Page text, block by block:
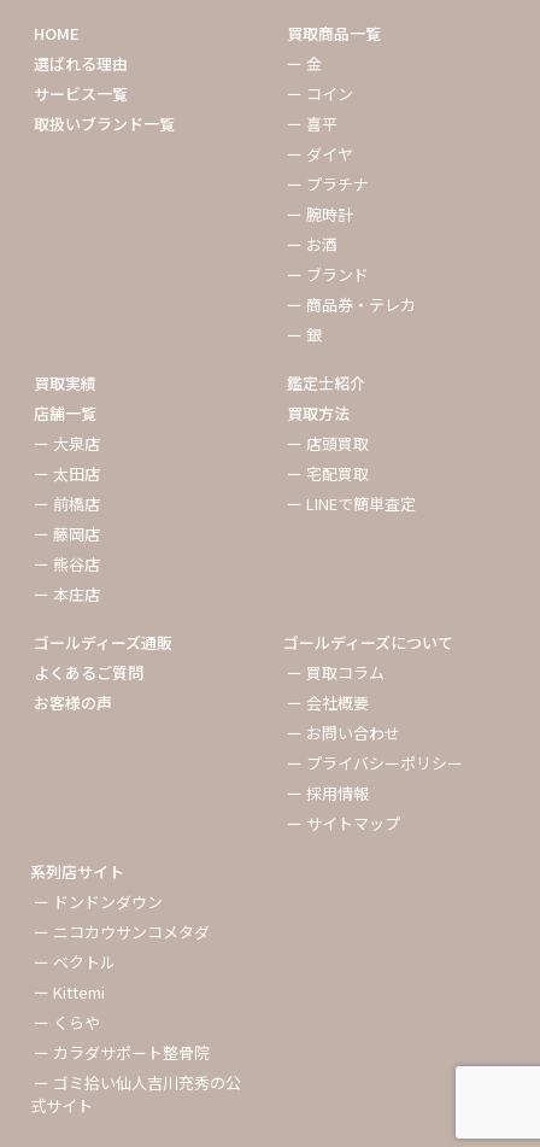
HOME
選ばれる理由
サービス一覧
取扱いブランド一覧
買取商品一覧
ー 金
ー コイン
ー 喜平
ー ダイヤ
ー プラチナ
ー 腕時計
ー お酒
ー ブランド
ー 商品券・テレカ
ー 銀
買取実績
店舗一覧
ー 大泉店
ー 太田店
ー 前橋店
ー 藤岡店
ー 熊谷店
ー 本庄店
鑑定士紹介
買取方法
ー 店頭買取
ー 宅配買取
ー LINEで簡単査定
ゴールディーズ通販
よくあるご質問
お客様の声
ゴールディーズについて
ー 買取コラム
ー 会社概要
ー お問い合わせ
ー プライバシーポリシー
ー 採用情報
ー サイトマップ
系列店サイト
ー ドンドンダウン
ー ニコカウサンコメタダ
ー ベクトル
ー Kittemi
ー くらや
ー カラダサポート整骨院
ー ゴミ拾い仙人吉川充秀の公
式サイト